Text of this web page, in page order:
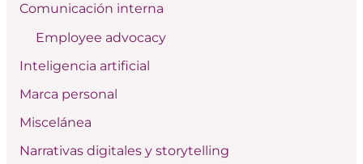
o
:
Comunicación interna
Employee advocacy
Inteligencia artificial
Marca personal
Miscelánea
Narrativas digitales y storytelling